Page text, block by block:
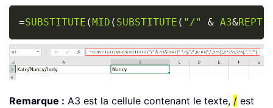
=SUBSTITUTE (MID ( SUBSTITUTE ( "/" & A3&REPT
Copy
Remarque : A3 est la cellule contenant le texte, / est